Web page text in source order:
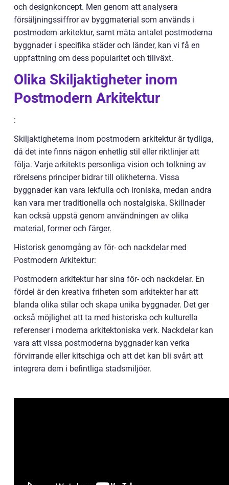
och designkoncept. Men genom att analysera
försäljningssiffror av byggmaterial som används i
postmodern arkitektur, samt mäta antalet postmoderna
byggnader i specifika städer och länder, kan vi få en
uppfattning om dess popularitet och tillväxt.
Olika Skiljaktigheter inom
Postmodern Arkitektur
:
Skiljaktigheterna inom postmodern arkitektur är tydliga,
då det inte finns någon enhetlig stil eller riktlinjer att
följa. Varje arkitekts personliga vision och tolkning av
rörelsens principer bidrar till olikheterna. Vissa
byggnader kan vara lekfulla och ironiska, medan andra
kan vara mer traditionella och nostalgiska. Skillnader
kan också uppstå genom användningen av olika
material, former och färger.
Historisk genomgång av för- och nackdelar med
Postmodern Arkitektur:
Postmodern arkitektur har sina för- och nackdelar. En
fördel är den kreativa friheten som arkitekter har att
blanda olika stilar och skapa unika byggnader. Det ger
också möjlighet att ta med historiska och kulturella
referenser i moderna arkitektoniska verk. Nackdelar kan
vara att vissa postmoderna byggnader kan verka
förvirrande eller kitschiga och att det kan bli svårt att
integrera dem i befintliga stadsmiljöer.